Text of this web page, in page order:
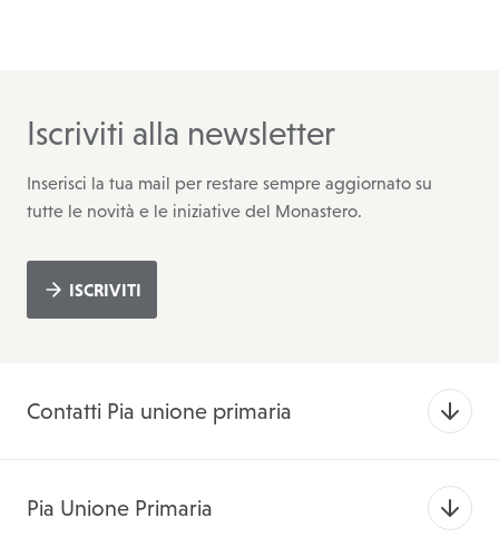
Iscriviti alla newsletter
Inserisci la tua mail per restare sempre aggiornato su
tutte le novità e le iniziative del Monastero.
ISCRIVITI
Contatti Pia unione primaria
Pia Unione Primaria